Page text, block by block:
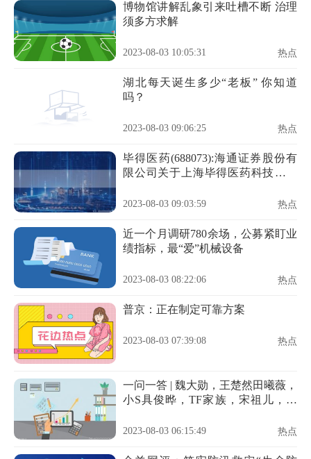
博物馆讲解乱象引来吐槽不断 治理
须多方求解
2023-08-03 10:05:31 热点
湖北每天诞生多少“老板” 你知道
吗？
2023-08-03 09:06:25 热点
毕得医药(688073):海通证券股份有
限公司关于上海毕得医药科技股份
关事项的核查意见
2023-08-03 09:03:59 热点
近一个月调研780余场，公募紧盯业
绩指标，最“爱”机械设备
2023-08-03 08:22:06 热点
普京：正在制定可靠方案
2023-08-03 07:39:08 热点
一问一答 | 魏大勋，王楚然田曦薇，
小S具俊晔，TF家族，宋祖儿，喜
2023-08-03 06:15:49 热点